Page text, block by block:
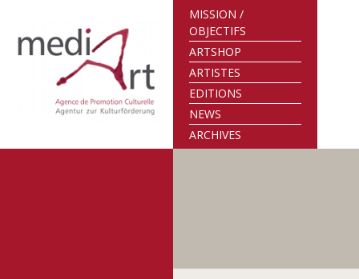
MISSION /
OBJECTIFS
ARTSHOP
ARTISTES
EDITIONS
NEWS
ARCHIVES